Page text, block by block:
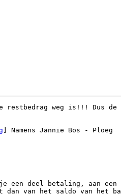
restbedrag weg is!!! Dus
] Namens Jannie Bos - Ploeg
deel betaling, aan een
van het saldo van het